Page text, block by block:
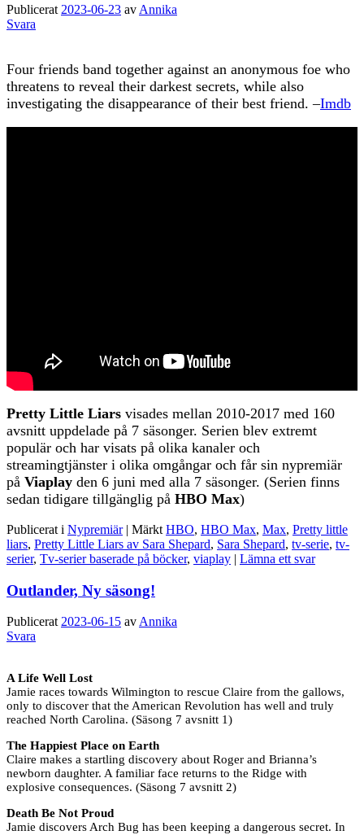
Publicerat 2023-06-23 av Annika
Svara
Four friends band together against an anonymous foe who
threatens to reveal their darkest secrets, while also
investigating the disappearance of their best friend. –Imdb
Pretty Little Liars visades mellan 2010-2017 med 160
avsnitt uppdelade på 7 säsonger. Serien blev extremt
populär och har visats på olika kanaler och
streamingtjänster i olika omgångar och får sin nypremiär
på Viaplay den 6 juni med alla 7 säsonger. (Serien finns
sedan tidigare tillgänglig på HBO Max)
Publicerat i Nypremiär | Märkt HBO, HBO Max, Max, Pretty little
liars, Pretty Little Liars av Sara Shepard, Sara Shepard, tv-serie, tv-
serier, Tv-serier baserade på böcker, viaplay | Lämna ett svar
Outlander, Ny säsong!
Publicerat 2023-06-15 av Annika
Svara
A Life Well Lost
Jamie races towards Wilmington to rescue Claire from the gallows,
only to discover that the American Revolution has well and truly
reached North Carolina. (Säsong 7 avsnitt 1)
The Happiest Place on Earth
Claire makes a startling discovery about Roger and Brianna’s
newborn daughter. A familiar face returns to the Ridge with
explosive consequences. (Säsong 7 avsnitt 2)
Death Be Not Proud
Jamie discovers Arch Bug has been keeping a dangerous secret. In